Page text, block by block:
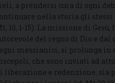
a prendersi cura di ogni
nella storia gli stessi
10, 1-15). La missione di
del regno di Dio e
messianici, si prolunga in
che sono inviati ad
liberazione e redenzione, sia